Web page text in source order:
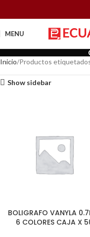
MENU
Inicio Productos etiquetados
Show sidebar
BOLIGRAFO VANYLA
6 COLORES CAJA X